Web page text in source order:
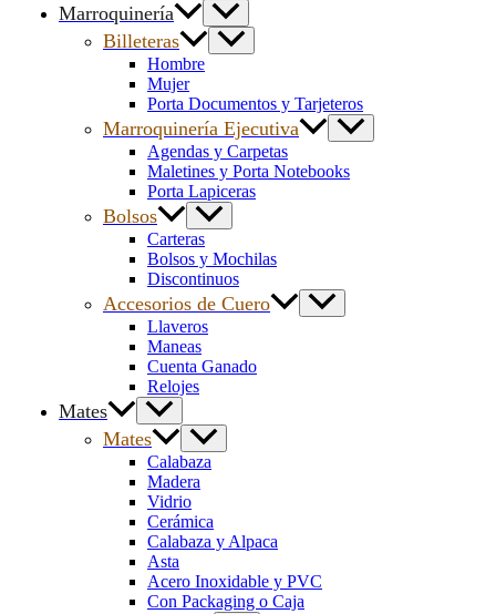
Marroquinería
Billeteras
Hombre
Mujer
Porta Documentos y Tarjeteros
Marroquinería Ejecutiva
Agendas y Carpetas
Maletines y Porta Notebooks
Porta Lapiceras
Bolsos
Carteras
Bolsos y Mochilas
Discontinuos
Accesorios de Cuero
Llaveros
Maneas
Cuenta Ganado
Relojes
Mates
Mates
Calabaza
Madera
Vidrio
Cerámica
Calabaza y Alpaca
Asta
Acero Inoxidable y PVC
Con Packaging o Caja